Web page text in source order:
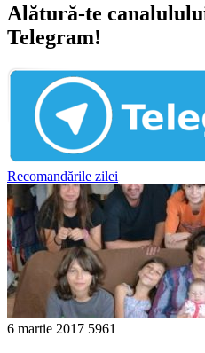
Alătură-te
Telegram!
Recomandările zilei
6 martie 2017 5961